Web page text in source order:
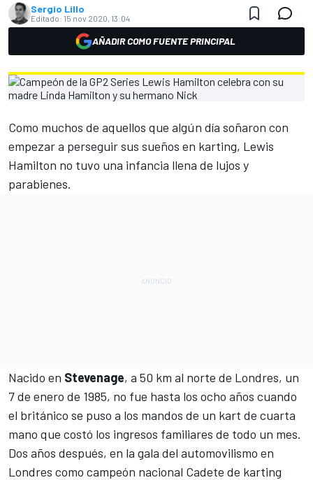
Sergio Lillo
Editado: 15 nov 2020, 13:04
AÑADIR COMO FUENTE PRINCIPAL
Como muchos de aquellos que algún día soñaron con
empezar a perseguir sus sueños en karting, Lewis
Hamilton no tuvo una infancia llena de lujos y
parabienes.
Nacido en Stevenage, a 50 km al norte de Londres, un
7 de enero de 1985, no fue hasta los ocho años cuando
el británico se puso a los mandos de un kart de cuarta
mano que costó los ingresos familiares de todo un mes.
Dos años después, en la gala del automovilismo en
Londres como campeón nacional Cadete de karting